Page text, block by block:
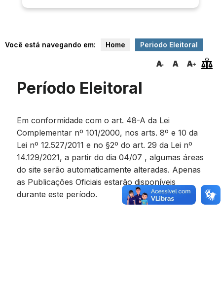
Você está navegando em: Home Periodo Eleitoral
Período Eleitoral
Em conformidade com o art. 48-A da Lei
Complementar nº 101/2000, nos arts. 8º e 10 da
Lei nº 12.527/2011 e no §2º do art. 29 da Lei nº
14.129/2021, a partir do dia 04/07 , algumas áreas
do site serão automaticamente alteradas. Apenas
as Publicações Oficiais estarão disponíveis
durante este período.